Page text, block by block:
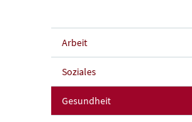
Arbeit
Soziales
Gesundheit